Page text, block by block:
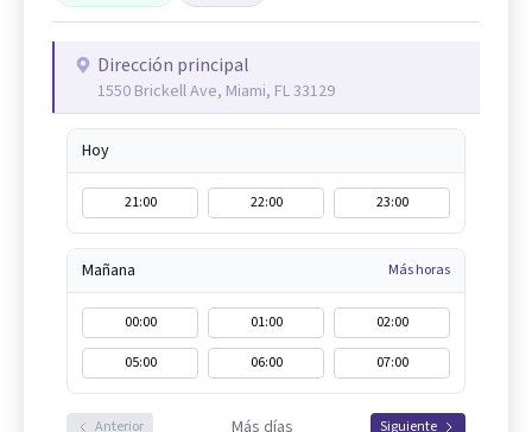
Dirección principal
1550 Brickell Ave, Miami, FL 33129
Hoy
21:00 22:00 23:00
Mañana Más horas
00:00 01:00
02:00
05:00
06:00 07:00
Anterior Más días Siguiente